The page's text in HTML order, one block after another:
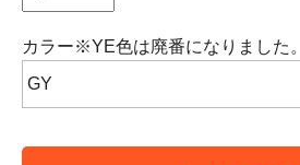
カラー※YE色は廃番になりました。